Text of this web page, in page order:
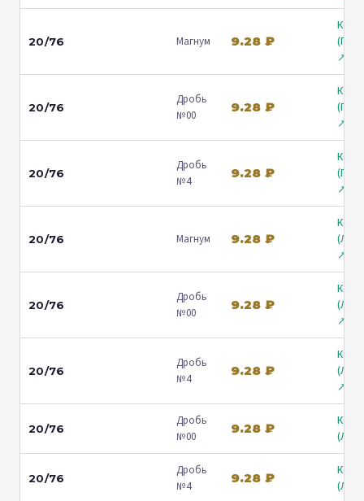
20/76 Магнум 9.28 ₽
↗
20/76
Дробь
№00
9.28 ₽
↗
20/76
Дробь
№4
9.28 ₽
↗
20/76 Магнум 9.28 ₽
↗
20/76
Дробь
№00
9.28 ₽
↗
20/76
Дробь
№4
9.28 ₽
↗
20/76
Дробь
№00
9.28 ₽
20/76
Дробь
№4
9.28 ₽